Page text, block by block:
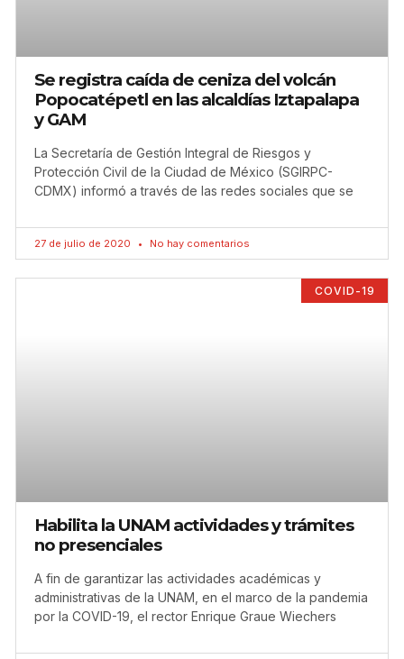
Se registra caída de ceniza del volcán
Popocatépetl en las alcaldías Iztapalapa
y GAM
La Secretaría de Gestión Integral de Riesgos y
Protección Civil de la Ciudad de México (SGIRPC-
CDMX) informó a través de las redes sociales que se
27 de julio de 2020 No hay comentarios
COVID-19
Habilita la UNAM actividades y trámites
no presenciales
A fin de garantizar las actividades académicas y
administrativas de la UNAM, en el marco de la pandemia
por la COVID-19, el rector Enrique Graue Wiechers